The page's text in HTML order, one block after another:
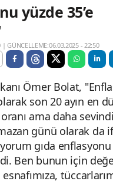
yüzde 35’e
|GÜNCELLEME:06.03.2025 - 22:50
Ömer Bolat,
son 20 ayın en
ama daha
günü olarak da
gıda
Ben bunun için